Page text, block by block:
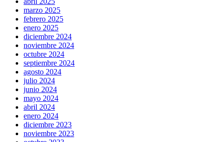
marzo 2025
febrero 2025
enero 2025
diciembre 2024
noviembre 2024
octubre 2024
septiembre 2024
agosto 2024
julio 2024
junio 2024
mayo 2024
abril 2024
enero 2024
diciembre 2023
noviembre 2023